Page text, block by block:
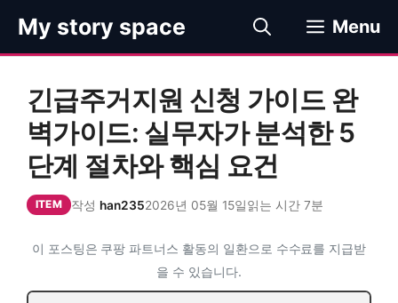
츠
My story space Menu
긴급주거지원 신청 가이드 완
벽가이드: 실무자가 분석한 5
단계 절차와 핵심 요건
ITEM 작성 han2352026년 05월 15일읽는 시간 7분
이 포스팅은 쿠팡 파트너스 활동의 일환으로 수수료를 지급받
을 수 있습니다.